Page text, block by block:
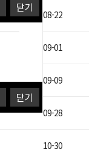
닫기
닫기
08-22
09-01
09-09
09-28
10-30